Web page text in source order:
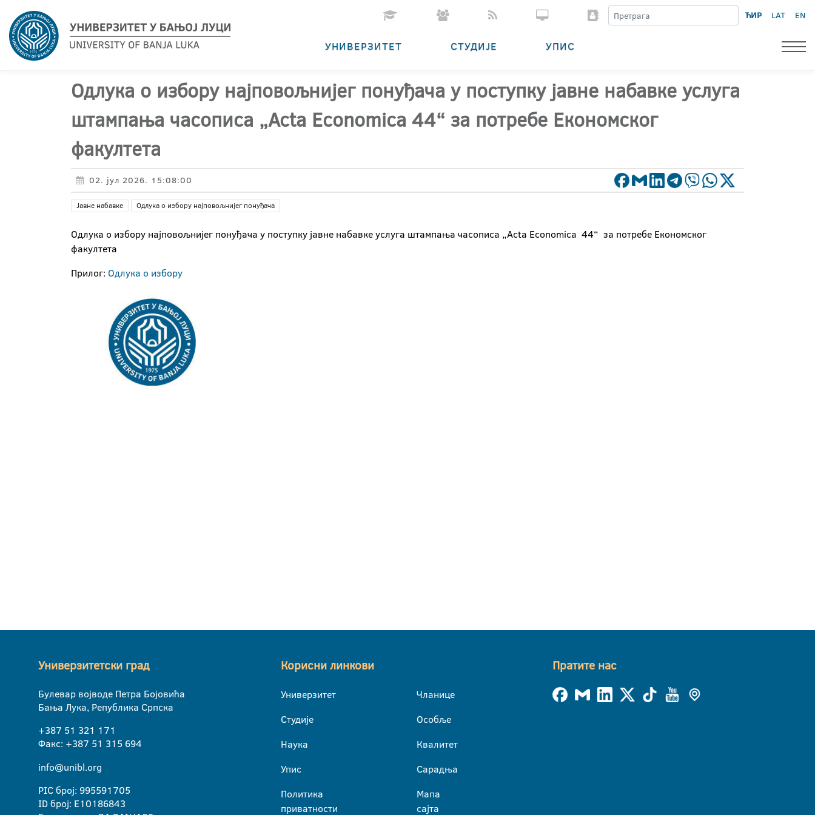
ЋИР LAT EN
УНИВЕРЗИТЕТ СТУДИЈЕ УПИС
Одлука о избору најповољнијег понуђача у поступку јавне набавке услуга
штампања часописа „Acta Economica 44“ за потребе Економског
факултета
02. јул 2026. 15:08:00
Јавне набавке Одлука о избору најповољнијег понуђача
Одлука о избору најповољнијег понуђача у поступку јавне набавке услуга штампања часописа „Acta Economica 44“ за потребе Економског
факултета
Прилог: Одлука о избору
Универзитетски град
Булевар војводе Петра Бојовића
Бања Лука, Република Српска
+387 51 321 171
Факс: +387 51 315 694
info@unibl.org
PIC број: 995591705
ID број: E10186843
Корисни линкови
Универзитет
Студије
Наука
Упис
Политика
приватности
Чланице
Особље
Квалитет
Сарадња
Мапа
сајта
Пратите нас